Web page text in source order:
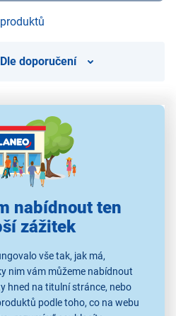
nabídnout ten
zážitek
vše tak, jak má,
nim vám můžeme nabídnout
hned na titulní stránce, nebo
podle toho, co na webu
doporučení
a technické specifikace se
bez předchozího upozornění.